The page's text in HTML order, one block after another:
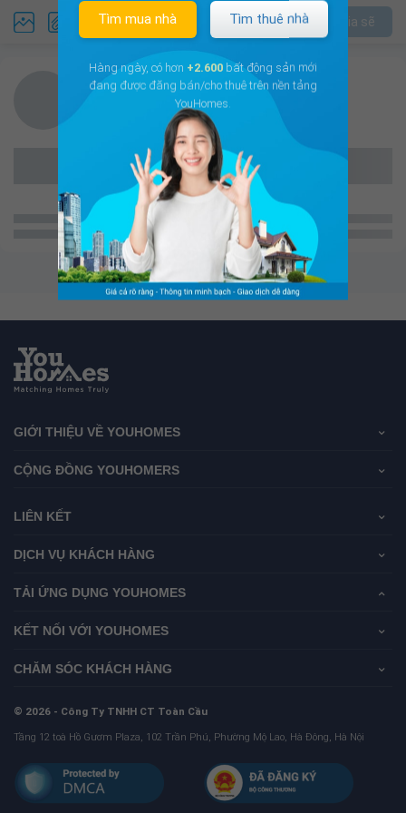
Chia sẽ
GIỚI THIỆU VỀ YOUHOMES
CỘNG ĐỒNG YOUHOMERS
LIÊN KẾT
DỊCH VỤ KHÁCH HÀNG
TẢI ỨNG DỤNG YOUHOMES
KẾT NỐI VỚI YOUHOMES
CHĂM SÓC KHÁCH HÀNG
© 2026 - Công Ty TNHH CT Toàn Cầu
Tầng 12 toà Hồ Gươm Plaza, 102 Trần Phú, Phường Mộ Lao, Hà Đông, Hà Nội
Tìm mua nhà Tìm thuê nhà
Hàng ngày, có hơn +2.600 bất động sản mới
đang được đăng bán/cho thuê trên nền tảng
YouHomes.